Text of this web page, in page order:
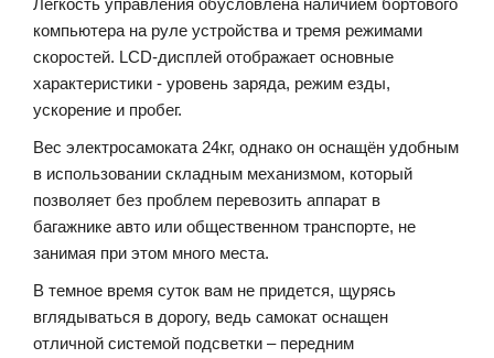
компьютера на руле устройства и тремя режимами
скоростей. LCD-дисплей отображает основные
характеристики - уровень заряда, режим езды,
ускорение и пробег.
Вес электросамоката 24кг, однако он оснащён удобным
в использовании складным механизмом, который
позволяет без проблем перевозить аппарат в
багажнике авто или общественном транспорте, не
занимая при этом много места.
В темное время суток вам не придется, щурясь
вглядываться в дорогу, ведь самокат оснащен
отличной системой подсветки – передним